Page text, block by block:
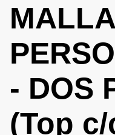
MALLA
- DOS
(Top